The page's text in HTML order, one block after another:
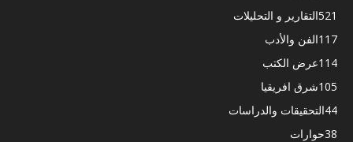
التقارير و التحليلات521
الفن والأدب117
عرض الكتب114
شرق افريقيا105
التحقيقات والدراسات44
حوارات38